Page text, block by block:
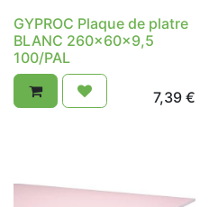
GYPROC Plaque de platre
BLANC 260x60x9,5
100/PAL
7,39€